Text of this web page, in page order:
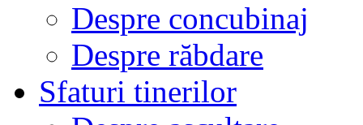
Despre concubinaj
Despre răbdare
Sfaturi tinerilor